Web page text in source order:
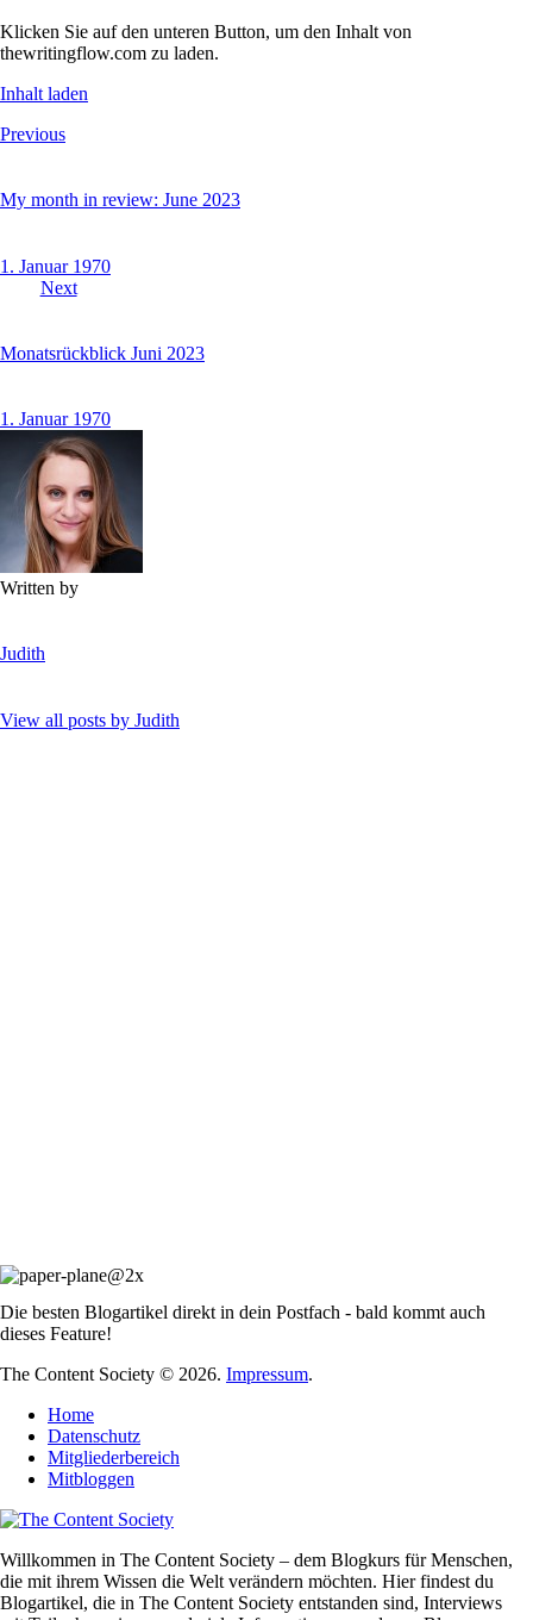
Klicken Sie auf den unteren Button, um den Inhalt von
thewritingflow.com zu laden.
Inhalt laden
Beitragsnavigation
Previous
My month in review: June 2023
1. Januar 1970
Next
Monatsrückblick Juni 2023
1. Januar 1970
Written by
Judith
View all posts by Judith
Die besten Blogartikel direkt in dein Postfach - bald kommt auch
dieses Feature!
The Content Society © 2026. Impressum.
Home
Datenschutz
Mitgliederbereich
Mitbloggen
Willkommen in The Content Society – dem Blogkurs für Menschen,
die mit ihrem Wissen die Welt verändern möchten. Hier findest du
Blogartikel, die in The Content Society entstanden sind, Interviews